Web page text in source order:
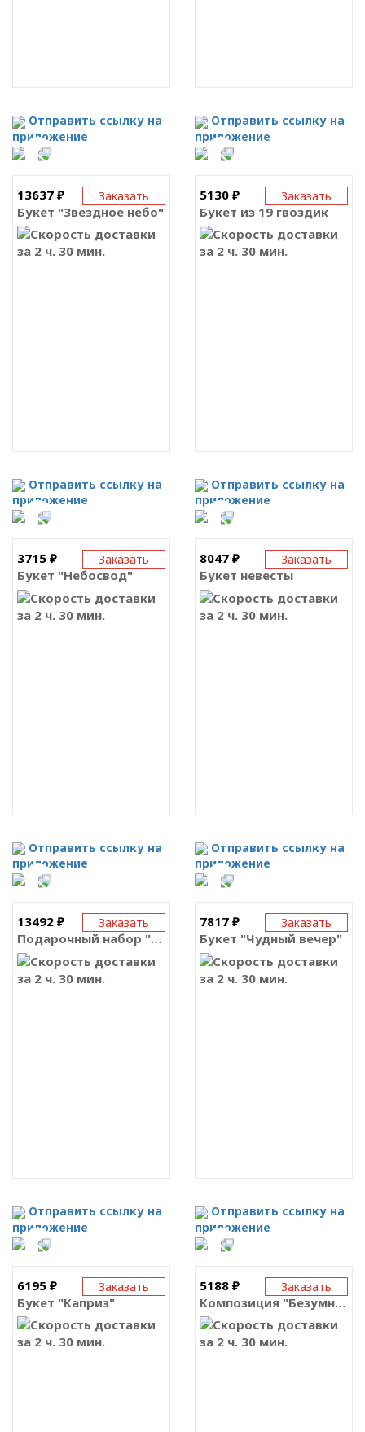
Отправить ссылку на
приложение
Отправить ссылку на
приложение
Заказать
5130 ₽
Букет из 19 гвоздик
за 2 ч. 30 мин.
Отправить ссылку на
приложение
Заказать
13637 ₽
Букет "Звездное небо"
за 2 ч. 30 мин.
Отправить ссылку на
приложение
Заказать
8047 ₽
Букет невесты
за 2 ч. 30 мин.
Отправить ссылку на
приложение
Заказать
3715 ₽
Букет "Небосвод"
за 2 ч. 30 мин.
Отправить ссылку на
приложение
Заказать
7817 ₽
Букет "Чудный вечер"
за 2 ч. 30 мин.
Отправить ссылку на
приложение
Заказать
13492 ₽
Подарочный набор "Цветочная корзина, конфеты и чай"
за 2 ч. 30 мин.
Отправить ссылку на
приложение
Заказать
5188 ₽
Композиция "Безумный мишка"
за 2 ч. 30 мин.
Заказать
6195 ₽
Букет "Каприз"
за 2 ч. 30 мин.